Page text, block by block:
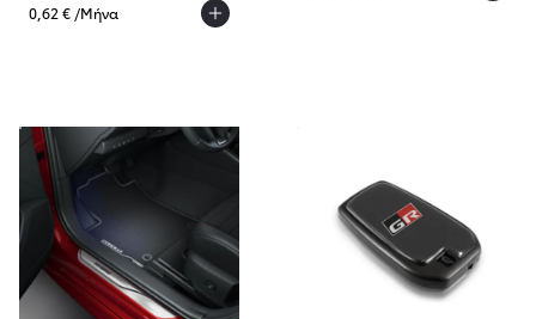
0,62 € /Μήνα